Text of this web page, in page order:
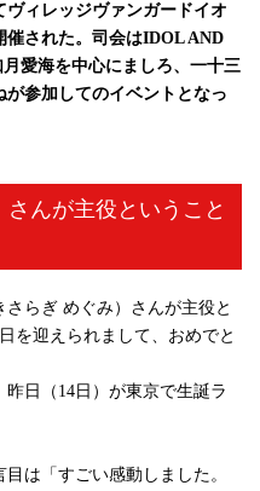
ヴィレッジヴァンガードイオ
催された。司会はIDOL AND
愛海を中心にましろ、一十三
が参加してのイベントとなっ
んが主役ということ
さらぎ めぐみ）さんが主役と
を迎えられまして、おめでと
昨日（14日）が東京で生誕ラ
は「すごい感動しました。